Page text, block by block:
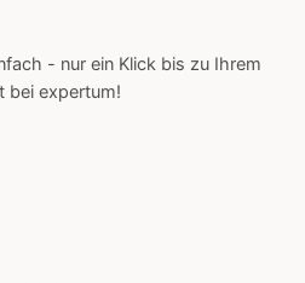
- nur ein Klick bis zu Ihrem
bei expertum!